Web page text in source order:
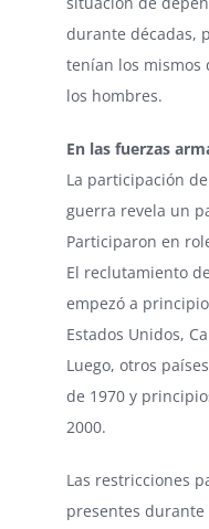
durante décadas,
tenían los mismos
los hombres.
En las fuerzas
La participación
guerra revela un
Participaron en
El reclutamiento
empezó a
Estados Unidos,
Luego, otros
de 1970 y
2000.
Las restricciones
presentes